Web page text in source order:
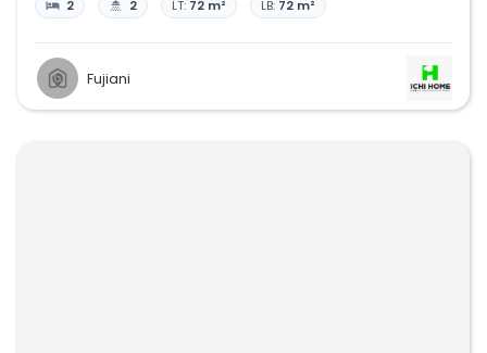
2 2 LT: 72 m² LB: 72 m²
Fujiani